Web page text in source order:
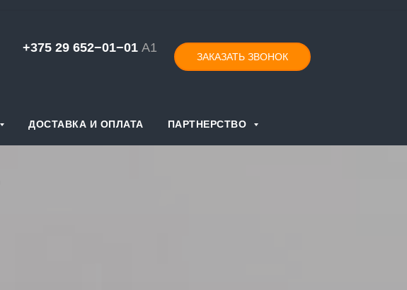
+375 29 652−01−01 А1
ЗАКАЗАТЬ ЗВОНОК
ДОСТАВКА И ОПЛАТА ПАРТНЕРСТВО